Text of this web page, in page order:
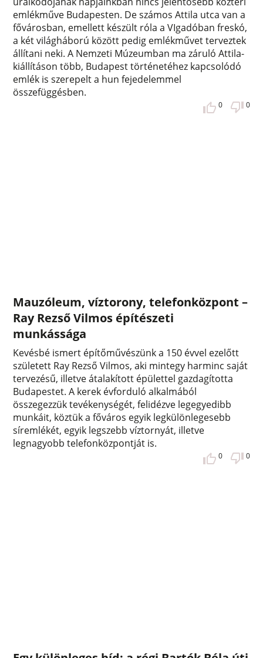
emlékműve Budapesten. De számos Attila utca van a
fővárosban, emellett készült róla a VIgadóban freskó,
a két világháború között pedig emlékművet terveztek
állítani neki. A Nemzeti Múzeumban ma záruló Attila-
kiállításon több, Budapest történetéhez kapcsolódó
emlék is szerepelt a hun fejedelemmel
összefüggésben.
0 0
Mauzóleum, víztorony, telefonközpont –
Ray Rezső Vilmos építészeti
munkássága
Kevésbé ismert építőművészünk a 150 évvel ezelőtt
született Ray Rezső Vilmos, aki mintegy harminc saját
tervezésű, illetve átalakított épülettel gazdagította
Budapestet. A kerek évforduló alkalmából
összegezzük tevékenységét, felidézve legegyedibb
munkáit, köztük a főváros egyik legkülönlegesebb
síremlékét, egyik legszebb víztornyát, illetve
legnagyobb telefonközpontját is.
0 0